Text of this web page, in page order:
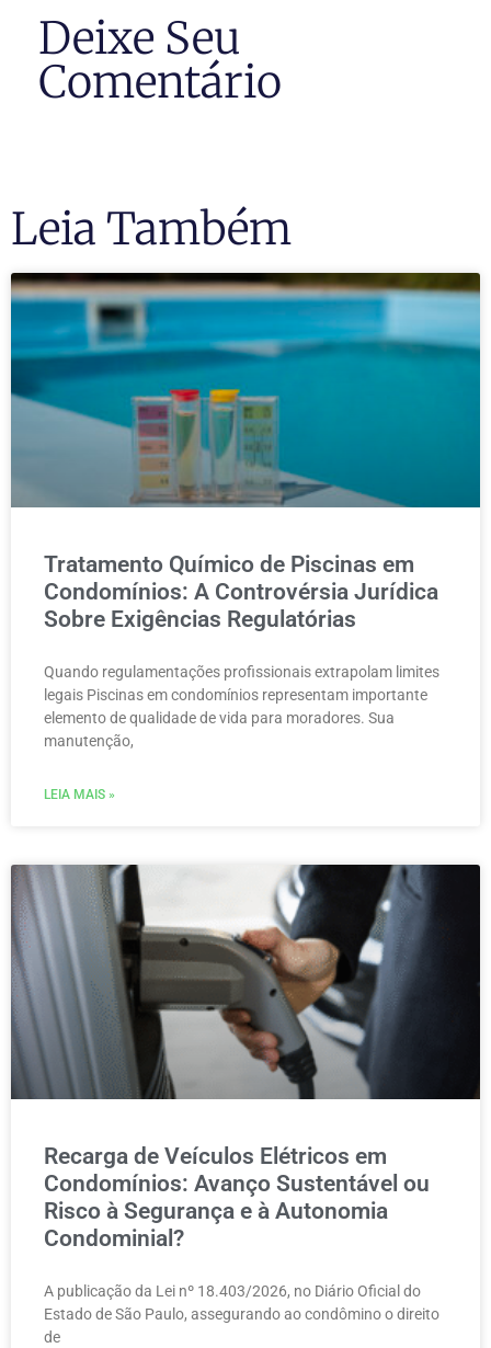
Deixe Seu
Comentário
Leia Também
Tratamento Químico de Piscinas em
Condomínios: A Controvérsia Jurídica
Sobre Exigências Regulatórias
Quando regulamentações profissionais extrapolam limites
legais Piscinas em condomínios representam importante
elemento de qualidade de vida para moradores. Sua
manutenção,
LEIA MAIS »
Recarga de Veículos Elétricos em
Condomínios: Avanço Sustentável ou
Risco à Segurança e à Autonomia
Condominial?
A publicação da Lei nº 18.403/2026, no Diário Oficial do
Estado de São Paulo, assegurando ao condômino o direito
de